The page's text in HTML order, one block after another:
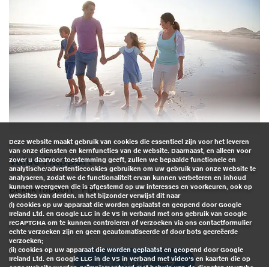
Value Rapport
Bekijk rapport - PDF
Lees Verder
Deze Website maakt gebruik van cookies die essentieel zijn voor het leveren
van onze diensten en kernfuncties van de website. Daarnaast, en alleen voor
zover u daarvoor toestemming geeft, zullen we bepaalde functionele en
analytische/advertentiecookies gebruiken om uw gebruik van onze Website te
analyseren, zodat we de functionaliteit ervan kunnen verbeteren en inhoud
kunnen weergeven die is afgestemd op uw interesses en voorkeuren, ook op
websites van derden. In het bijzonder verwijst dit naar
(i) cookies op uw apparaat die worden geplaatst en geopend door Google
Ireland Ltd. en Google LLC in de VS in verband met ons gebruik van Google
reCAPTCHA om te kunnen controleren of verzoeken via ons contactformulier
echte verzoeken zijn en geen geautomatiseerde of door bots gecreëerde
verzoeken;
(ii) cookies op uw apparaat die worden geplaatst en geopend door Google
Ireland Ltd. en Google LLC in de VS in verband met video's en kaarten die op